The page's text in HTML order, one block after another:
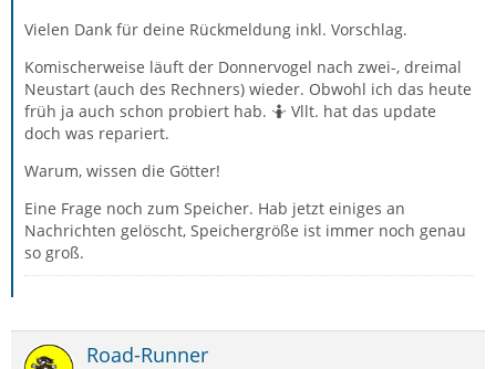
Vielen Dank für deine Rückmeldung inkl. Vorschlag.
Komischerweise läuft der Donnervogel nach zwei-, dreimal
Neustart (auch des Rechners) wieder. Obwohl ich das heute
früh ja auch schon probiert hab. 🤷 Vllt. hat das update
doch was repariert.
Warum, wissen die Götter!
Eine Frage noch zum Speicher. Hab jetzt einiges an
Nachrichten gelöscht, Speichergröße ist immer noch genau
so groß.
Road-Runner